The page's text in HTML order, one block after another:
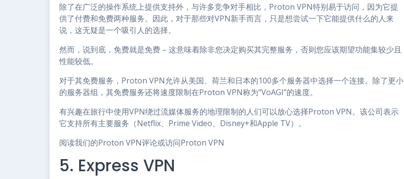
除了在广泛的操作系统上提供支持外，与许多竞争对手相比，Proton VPN特别易于访问，因为它提
供了付费和免费两种服务。因此，对于那些对VPN新手而言，只是想尝试一下它能提供什么的人来
说，这无疑是一个吸引人的选择。
然而，说到底，免费就是免费 – 这意味着除非您决定购买其完整服务，否则您应该期望功能集较少且
性能较低。
对于其免费服务，Proton VPN允许从美国、荷兰和日本的100多个服务器中选择一个连接。除了更小
的服务器组，其免费服务还将速度限制在Proton VPN称为“VoAGI”的速度。
有兴趣在旅行中使用VPN绕过流媒体服务的地理限制的人们可以放心选择Proton VPN。该公司表示
它支持所有主要服务（Netflix、Prime Video、Disney+和Apple TV）。
阅读我们的Proton VPN评论或访问Proton VPN
5. Express VPN